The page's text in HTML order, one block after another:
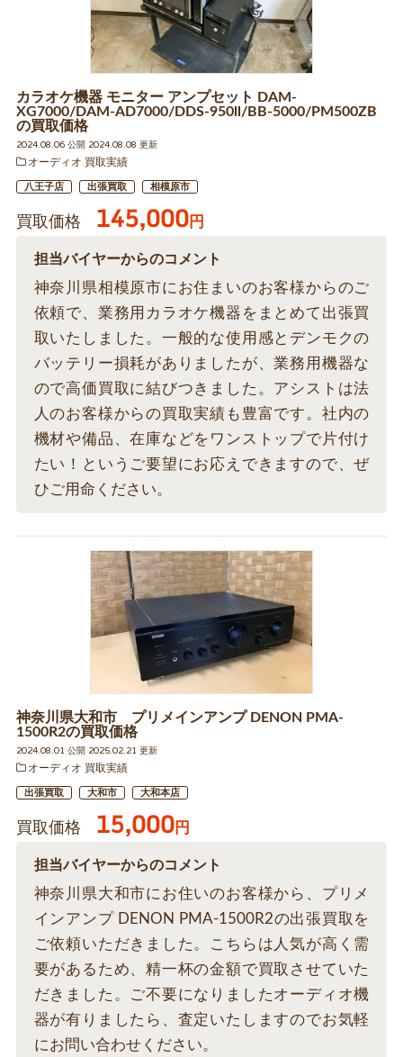
カラオケ機器 モニター アンプセット DAM-
XG7000/DAM-AD7000/DDS-950ll/BB-5000/PM500ZB
の買取価格
2024.08.06 公開 2024.08.08 更新
オーディオ 買取実績
八王子店 出張買取 相模原市
買取価格 145,000円
担当バイヤーからのコメント
神奈川県相模原市にお住まいのお客様からのご
依頼で、業務用カラオケ機器をまとめて出張買
取いたしました。一般的な使用感とデンモクの
バッテリー損耗がありましたが、業務用機器な
ので高価買取に結びつきました。アシストは法
人のお客様からの買取実績も豊富です。社内の
機材や備品、在庫などをワンストップで片付け
たい！というご要望にお応えできますので、ぜ
ひご用命ください。
神奈川県大和市 プリメインアンプ DENON PMA-
1500R2の買取価格
2024.08.01 公開 2025.02.21 更新
オーディオ 買取実績
出張買取 大和市 大和本店
買取価格 15,000円
担当バイヤーからのコメント
神奈川県大和市にお住いのお客様から、プリメ
インアンプ DENON PMA-1500R2の出張買取を
ご依頼いただきました。こちらは人気が高く需
要があるため、精一杯の金額で買取させていた
だきました。ご不要になりましたオーディオ機
器が有りましたら、査定いたしますのでお気軽
にお問い合わせください。